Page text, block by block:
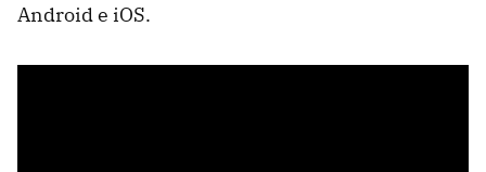
Android e iOS.